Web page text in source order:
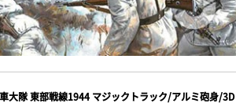
大隊 東部戦線1944 マジックトラック/アルミ砲身/3D